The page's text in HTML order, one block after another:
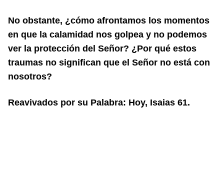
No obstante, ¿cómo afrontamos los momentos
en que la calamidad nos golpea y no podemos
ver la protección del Señor? ¿Por qué estos
traumas no significan que el Señor no está con
nosotros?
Reavivados por su Palabra: Hoy, Isaias 61.